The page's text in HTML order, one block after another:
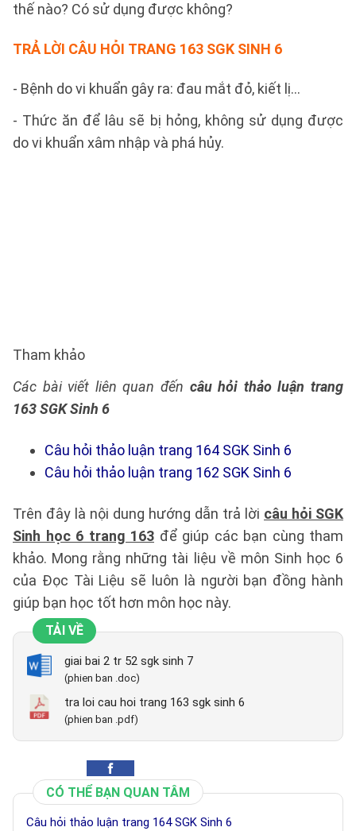
thế nào? Có sử dụng được không?
TRẢ LỜI CÂU HỎI TRANG 163 SGK SINH 6
- Bệnh do vi khuẩn gây ra: đau mắt đỏ, kiết lị…
- Thức ăn để lâu sẽ bị hỏng, không sử dụng được
do vi khuẩn xâm nhập và phá hủy.
Tham khảo
Các bài viết liên quan đến câu hỏi thảo luận trang
163 SGK Sinh 6
Câu hỏi thảo luận trang 164 SGK Sinh 6
Câu hỏi thảo luận trang 162 SGK Sinh 6
Trên đây là nội dung hướng dẫn trả lời câu hỏi SGK
Sinh học 6 trang 163 để giúp các bạn cùng tham
khảo. Mong rằng những tài liệu về môn Sinh học 6
của Đọc Tài Liệu sẽ luôn là người bạn đồng hành
giúp bạn học tốt hơn môn học này.
TẢI VỀ
giai bai 2 tr 52 sgk sinh 7
(phien ban .doc)
tra loi cau hoi trang 163 sgk sinh 6
(phien ban .pdf)
CÓ THỂ BẠN QUAN TÂM
Câu hỏi thảo luận trang 164 SGK Sinh 6